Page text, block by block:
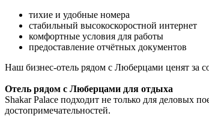
тихие и удобные номера
стабильный высокоскоростной интернет
комфортные условия для работы
предоставление отчётных документов
Наш бизнес-отель рядом с Люберцами ценят за
Отель рядом с Люберцами для отдыха
Shakar Palace подходит не только для деловых
достопримечательностей.